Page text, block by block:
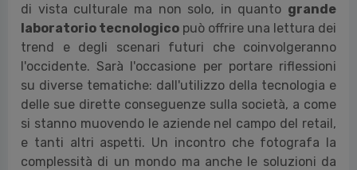
di vista culturale ma non solo, in quanto grande
laboratorio tecnologico può offrire una lettura dei
trend e degli scenari futuri che coinvolgeranno
l'occidente. Sarà l'occasione per portare riflessioni
su diverse tematiche: dall'utilizzo della tecnologia e
delle sue dirette conseguenze sulla società, a come
si stanno muovendo le aziende nel campo del retail,
e tanti altri aspetti. Un incontro che fotografa la
complessità di un mondo ma anche le soluzioni da